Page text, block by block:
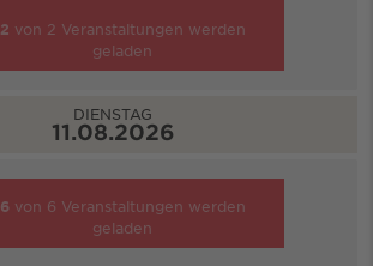
2 von 2 Veranstaltungen werden
geladen
DIENSTAG
11.08.2026
6 von 6 Veranstaltungen werden
geladen